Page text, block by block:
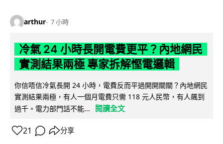
arthur 7 小時
冷氣 24 小時長開電費更平？內地網民
實測結果兩極 專家拆解慳電邏輯
你信唔信冷氣長開 24 小時，電費反而平過開開關關？內地網民
實測結果兩極，有人一個月電費只需 118 元人民幣，有人飆到
過千。電力部門話不能...
閱讀全文
21 分享